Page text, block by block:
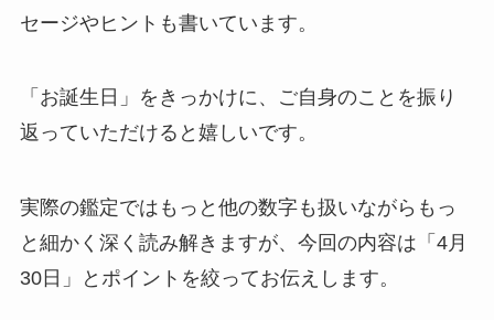
セージやヒントも書いています。
「お誕生日」をきっかけに、ご自身のことを振り
返っていただけると嬉しいです。
実際の鑑定ではもっと他の数字も扱いながらもっ
と細かく深く読み解きますが、今回の内容は「4月
30日」とポイントを絞ってお伝えします。